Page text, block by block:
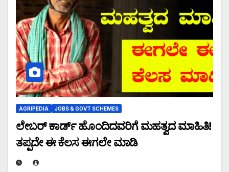
AGRIPEDIA JOBS & GOVT SCHEMES
ಲೇಬರ್ ಕಾರ್ಡ್ ಹೊಂದಿದವರಿಗೆ ಮಹತ್ವದ ಮಾಹಿತಿ!
ತಪ್ಪದೇ ಈ ಕೆಲಸ ಈಗಲೇ ಮಾಡಿ